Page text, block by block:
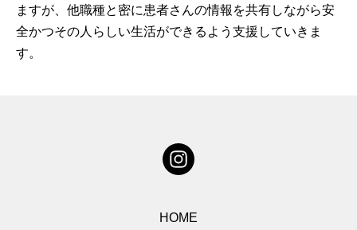
ますが、他職種と密に患者さんの情報を共有しながら安
全かつその人らしい生活ができるよう支援していきま
す。
HOME